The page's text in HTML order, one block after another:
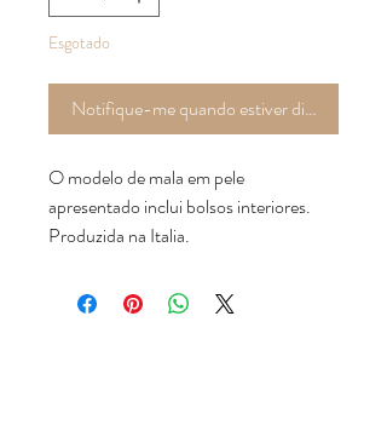
Esgotado
Notifique-me quando estiver disponível
O modelo de mala em pele
apresentado inclui bolsos interiores.
Produzida na Italia.